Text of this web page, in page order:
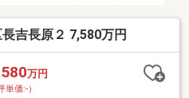
吉長原２ 7,580万円
万円
単価:-）